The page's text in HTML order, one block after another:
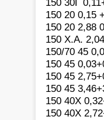
150 20 0,15
150 20 2,88
150 Х.А.
150/70 45
150 45
150 45
150 45
150 40Х
150 40Х